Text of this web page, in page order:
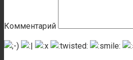
Комментарий